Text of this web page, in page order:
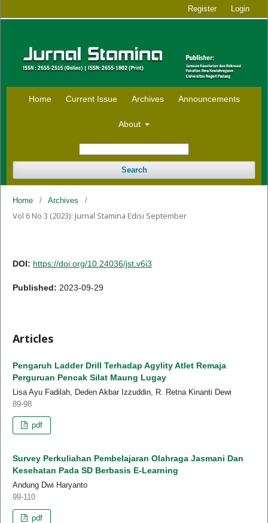
Home Current Issue Archives Announcements
About
Search
Register Login
Home / Archives /
Vol 6 No 3 (2023): Jurnal Stamina Edisi September
DOI: https://doi.org/10.24036/jst.v6i3
Published: 2023-09-29
Articles
Pengaruh Ladder Drill Terhadap Agylity Atlet Remaja
Perguruan Pencak Silat Maung Lugay
Lisa Ayu Fadilah, Deden Akbar Izzuddin, R. Retna Kinanti Dewi
89-98
pdf
Survey Perkuliahan Pembelajaran Olahraga Jasmani Dan
Kesehatan Pada SD Berbasis E-Learning
Andung Dwi Haryanto
99-110
pdf